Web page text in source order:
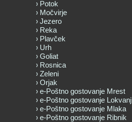
Potok
Močvirje
Jezero
Reka
Plavček
Urh
Goliat
Rosnica
Zeleni
Orjak
e-Poštno gostovanje Mrest
e-Poštno gostovanje Lokvanj
e-Poštno gostovanje Mlaka
e-Poštno gostovanje Ribnik